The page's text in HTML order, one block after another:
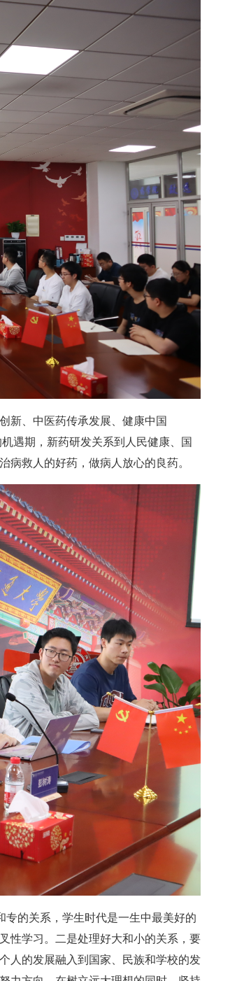
新、中医药传承发展、健康中国
遇期，新药研发关系到人民健康、国
救人的好药，做病人放心的良药。
专的关系，学生时代是一生中最美好的
性学习。二是处理好大和小的关系，要
人的发展融入到国家、民族和学校的发